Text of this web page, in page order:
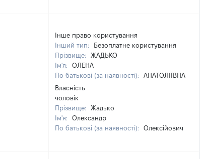
Інше право користування
Інший тип:
Безоплатне користування
Прізвище:
ЖАДЬКО
Ім'я:
ОЛЕНА
По батькові (за наявності):
АНАТОЛІЇВНА
Власність
чоловік
Прізвище:
Жадько
Ім'я:
Олександр
По батькові (за наявності):
Олексійович